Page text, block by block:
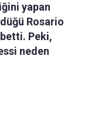
yapan
Rosario
Peki,
neden